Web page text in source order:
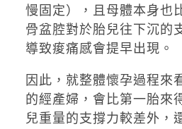
慢固定），且母體本身也
骨盆腔對於胎兒往下沉的
導致痠痛感會提早出現。
因此，就整體懷孕過程來
的經產婦，會比第一胎來
兒重量的支撐力較差外，